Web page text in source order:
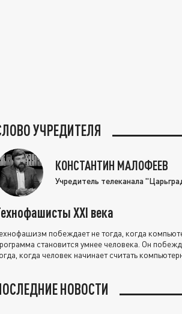
УЧРЕДИТЕЛЯ
КОНСТАНТИН МАЛОФЕЕВ
Учредитель телеканала
XXI века
побеждает не тогда, когда
становится умнее человека. Он
когда человек начинает считать
НОВОСТИ